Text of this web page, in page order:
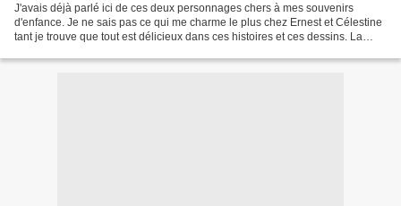
J'avais déjà parlé ici de ces deux personnages chers à mes souvenirs
d'enfance. Je ne sais pas ce qui me charme le plus chez Ernest et Célestine
tant je trouve que tout est délicieux dans ces histoires et ces dessins. La